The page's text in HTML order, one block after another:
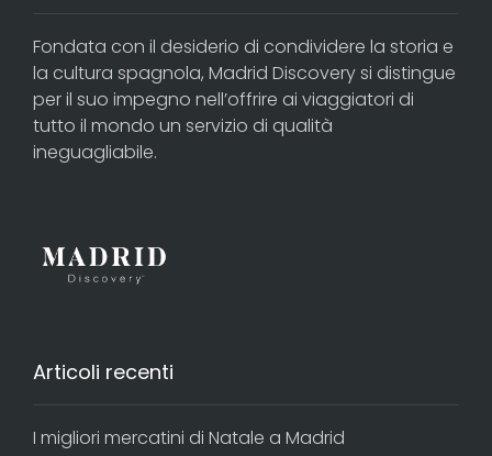
Fondata con il desiderio di condividere la storia e
la cultura spagnola, Madrid Discovery si distingue
per il suo impegno nell’offrire ai viaggiatori di
tutto il mondo un servizio di qualità
ineguagliabile.
Articoli recenti
I migliori mercatini di Natale a Madrid